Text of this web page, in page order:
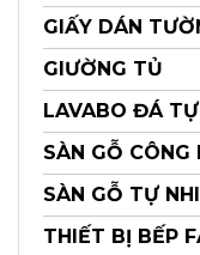
GIẤY DÁN
GIƯỜNG TỦ
LAVABO ĐÁ TỰ
SÀN GỖ CÔNG
SÀN GỖ TỰ
THIẾT BỊ BẾP